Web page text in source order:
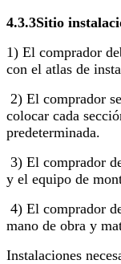
4.3.3Sitio
1) El comprador
con el atlas de
2) El comprador
colocar cada
predeterminada.
3) El comprador
y el equipo de
4) El comprador
mano de obra y
Instalaciones